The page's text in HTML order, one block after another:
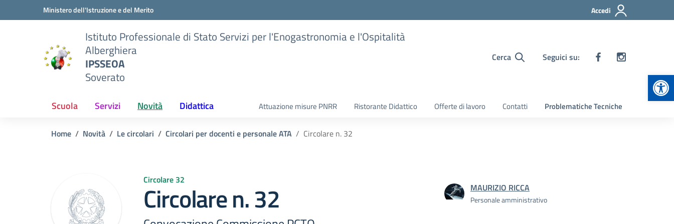
Vai ai contenuti
Vai al menu di navigazioneMinistero dell'Istruzione e del Merito Accedi
Istituto Professionale di Stato Servizi per l'Enogastronomia e l'Ospitalità
Alberghiera
IPSSEOA
Soverato
Cerca Seguici su:
Scuola Servizi Novità Didattica Attuazione misure PNRR Ristorante Didattico Offerte di lavoro Contatti Problematiche Tecniche
Home Novità Le circolari Circolari per docenti e personale ATA Circolare n. 32
Circolare 32
Circolare n. 32 MAURIZIO RICCA
Personale amministrativo